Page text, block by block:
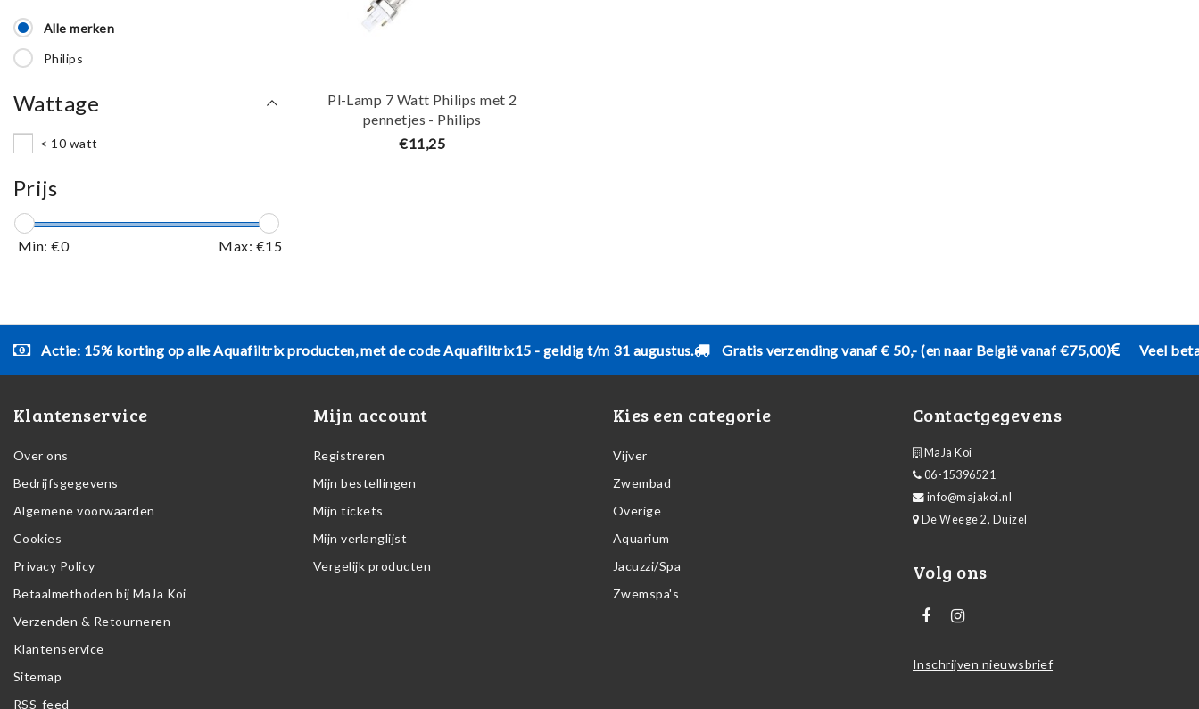
Alle merken
Philips
Wattage
< 10 watt
Prijs
Min: €0 Max: €15
Pl-Lamp 7 Watt Philips met 2
pennetjes - Philips
€11,25
Actie: 15% korting op alle Aquafiltrix producten, met de code Aquafiltrix15 - geldig t/m 31 augustus. Gratis verzending vanaf € 50,- (en naar België vanaf €75,00) Veel
Klantenservice
Over ons
Bedrijfsgegevens
Algemene voorwaarden
Cookies
Privacy Policy
Betaalmethoden bij MaJa Koi
Verzenden & Retourneren
Klantenservice
Sitemap
RSS-feed
Mijn account
Registreren
Mijn bestellingen
Mijn tickets
Mijn verlanglijst
Vergelijk producten
Kies een categorie
Vijver
Zwembad
Overige
Aquarium
Jacuzzi/Spa
Zwemspa's
Contactgegevens
MaJa Koi
06-15396521
info@majakoi.nl
De Weege 2, Duizel
Volg ons
Inschrijven nieuwsbrief